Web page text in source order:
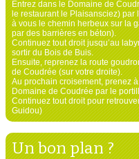
Entrez dans le Domaine de
le restaurant le Plaisansciez) par
à vous le chemin herbeux sur la
par des barrières en béton).
Continuez tout droit jusqu’au
sortir du Bois de Buis.
Ensuite, reprenez la route
de Coudrée (sur votre droite).
Au prochain croisement, prenez
Domaine de Coudrée par le
Continuez tout droit pour
Guidou)
Un bon plan ?